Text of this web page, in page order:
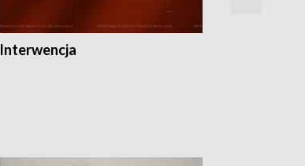
Interwencja